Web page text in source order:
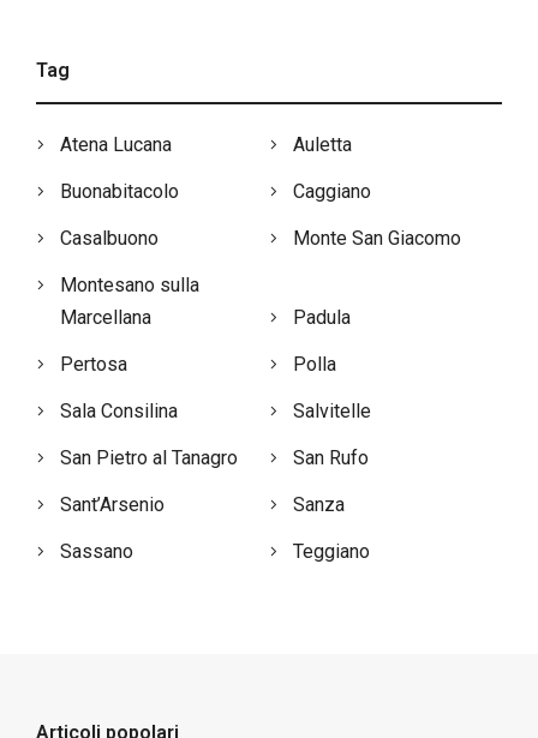
Tag
Atena Lucana Auletta
Buonabitacolo Caggiano
Casalbuono Monte San Giacomo
Montesano sulla
Marcellana
Padula
Pertosa Polla
Sala Consilina Salvitelle
San Pietro al Tanagro San Rufo
Sant’Arsenio Sanza
Sassano Teggiano
Articoli popolari